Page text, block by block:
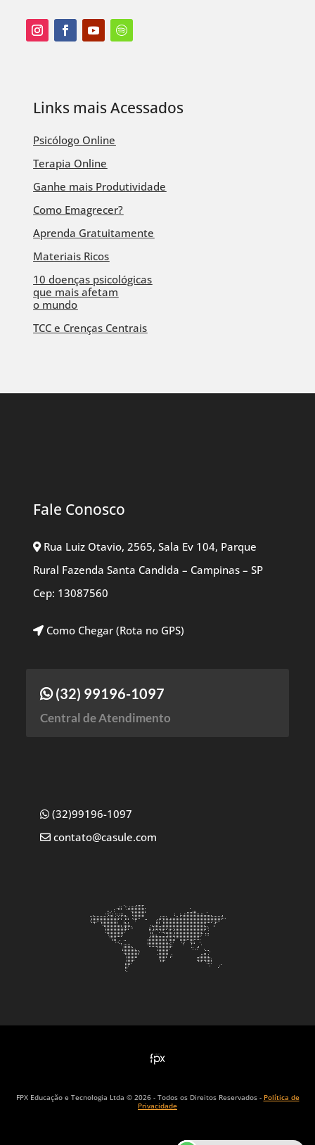
Links mais Acessados
Psicólogo Online
Terapia Online
Ganhe mais Produtividade
Como Emagrecer?
Aprenda Gratuitamente
Materiais Ricos
10 doenças psicológicas
que mais afetam
o mundo
TCC e Crenças Centrais
Fale Conosco
Rua Luiz Otavio, 2565, Sala Ev 104, Parque
Rural Fazenda Santa Candida – Campinas – SP
Cep: 13087560
Como Chegar (Rota no GPS)
(32) 99196-1097
Central de Atendimento
(32)99196-1097
contato@casule.com
FPX Educação e Tecnologia Ltda © 2026 - Todos os Direitos Reservados - Política de
Privacidade